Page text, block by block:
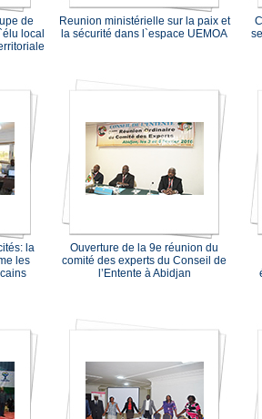
de
local
Reunion ministérielle sur la paix et
la sécurité dans l`espace UEMOA
la
les
Ouverture de la 9e réunion du
comité des experts du Conseil de
l’Entente à Abidjan